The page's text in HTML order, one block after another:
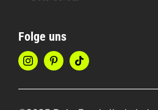
Folge uns